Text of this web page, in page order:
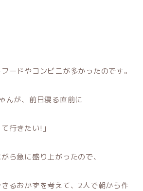
ードやコンビニが多かったのです。
んが、前日寝る直前に
行きたい!」
ら急に盛り上がったので、
るおかずを考えて、2人で朝から作